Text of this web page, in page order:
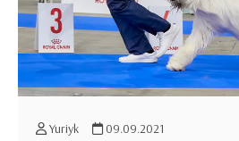
Yuriyk 09.09.2021